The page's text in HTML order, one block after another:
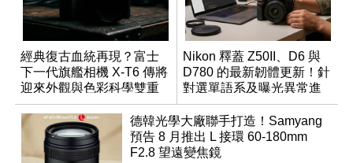
經典復古血統再現？富士
下一代旗艦相機 X-T6 傳將
迎來外觀與色彩科學雙重
優化
Nikon 釋蓋 Z50II、D6 與
D780 的最新韌體更新！針
對選單語系及曝光異常進
行修復
德韓光學大廠聯手打造！Samyang
預告 8 月推出 L 接環 60-180mm
F2.8 望遠變焦鏡